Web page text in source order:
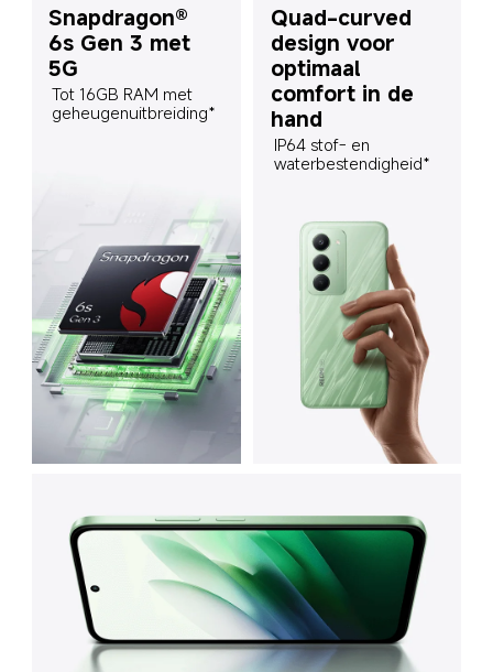
Snapdragon®
6s Gen 3 met
5G
Tot 16GB RAM met
geheugenuitbreiding*
Quad-curved
design voor
optimaal
comfort in de
hand
IP64 stof- en
waterbestendigheid*